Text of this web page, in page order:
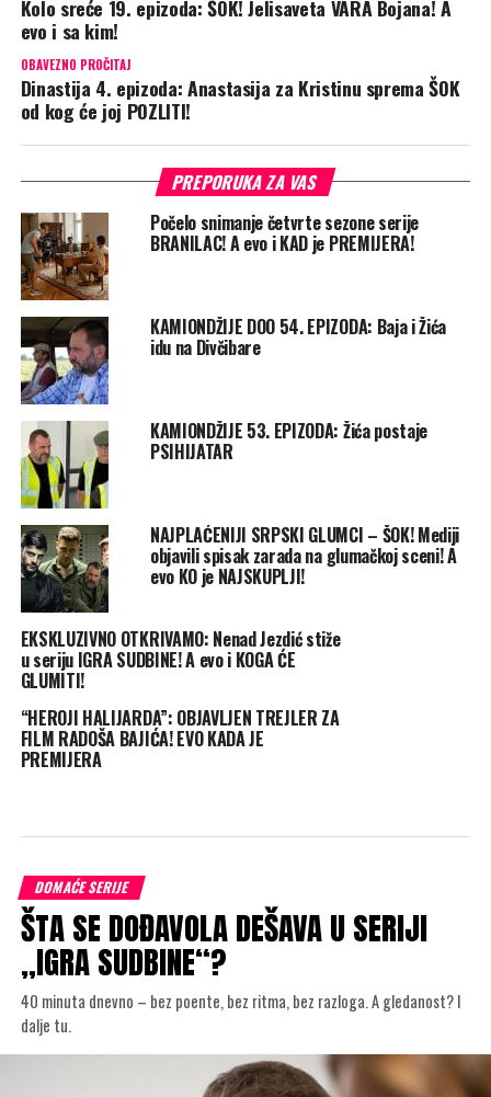
Kolo sreće 19. epizoda: ŠOK! Jelisaveta VARA Bojana! A
evo i sa kim!
OBAVEZNO PROČITAJ
Dinastija 4. epizoda: Anastasija za Kristinu sprema ŠOK
od kog će joj POZLITI!
PREPORUKA ZA VAS
Počelo snimanje četvrte sezone serije
BRANILAC! A evo i KAD je PREMIJERA!
KAMIONDŽIJE DOO 54. EPIZODA: Baja i Žića
idu na Divčibare
KAMIONDŽIJE 53. EPIZODA: Žića postaje
PSIHIJATAR
NAJPLAĆENIJI SRPSKI GLUMCI – ŠOK! Mediji
objavili spisak zarada na glumačkoj sceni! A
evo KO je NAJSKUPLJI!
EKSKLUZIVNO OTKRIVAMO: Nenad Jezdić stiže
u seriju IGRA SUDBINE! A evo i KOGA ĆE
GLUMITI!
“HEROJI HALIJARDA”: OBJAVLJEN TREJLER ZA
FILM RADOŠA BAJIĆA! EVO KADA JE
PREMIJERA
DOMAĆE SERIJE
ŠTA SE DOĐAVOLA DEŠAVA U SERIJI
„IGRA SUDBINE“?
40 minuta dnevno – bez poente, bez ritma, bez razloga. A gledanost? I
dalje tu.